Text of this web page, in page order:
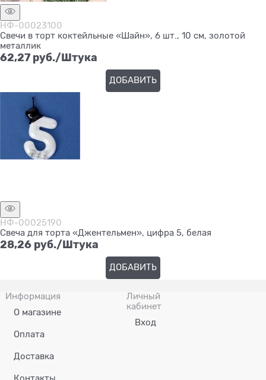
НФ-00023100
Свечи в торт коктейльные «Шайн», 6 шт., 10 см, золотой
металлик
62,27 руб./Штука
ДОБАВИТЬ
НФ-00025190
Свеча для торта «Джентельмен», цифра 5, белая
28,26 руб./Штука
ДОБАВИТЬ
Информация
О магазине
Оплата
Доставка
Личный
кабинет
Вход